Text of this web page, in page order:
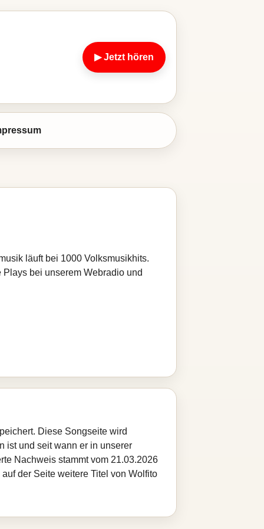
▶ Jetzt hören
läuft bei 1000 Volksmusikhits.
bei unserem Webradio und
Diese Songseite wird
ist und seit wann er in unserer
Nachweis stammt vom 21.03.2026
der Seite weitere Titel von Wolfito